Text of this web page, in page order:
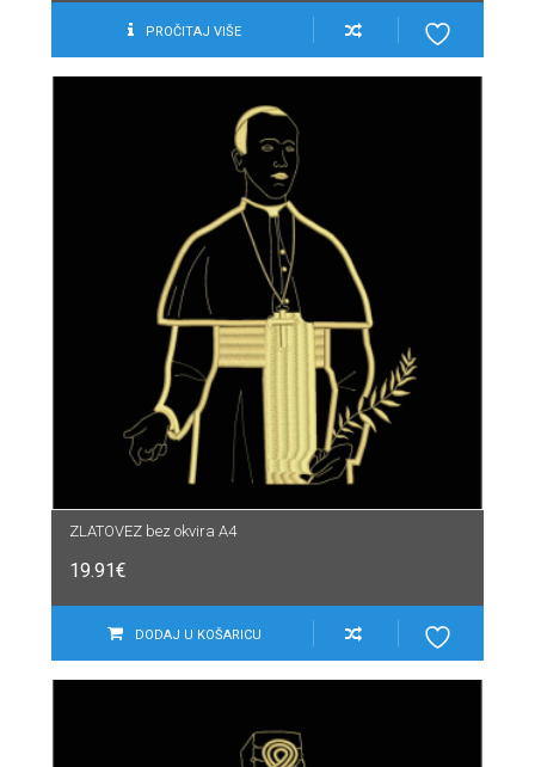
PROČITAJ VIŠE
ZLATOVEZ bez okvira A4
19.91€
DODAJ U KOŠARICU